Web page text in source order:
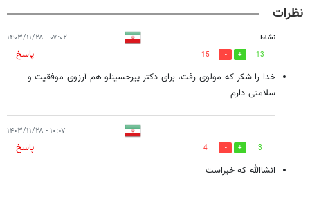
نظرات
نشاط ۰۷:۰۲ - ۱۴۰۳/۱۱/۲۸
13
15
پاسخ
خدا را شکر که مولوی رفت، برای دکتر پیرحسینلو هم آرزوی موفقیت و
سلامتی دارم
۱۰:۰۷ - ۱۴۰۳/۱۱/۲۸
3
4
پاسخ
انشاالله که خیراست